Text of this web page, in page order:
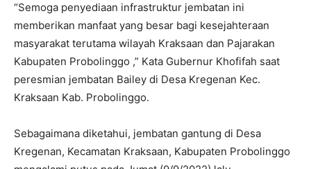
“Semoga penyediaan infrastruktur jembatan ini
memberikan manfaat yang besar bagi kesejahteraan
masyarakat terutama wilayah Kraksaan dan Pajarakan
Kabupaten Probolinggo ,” Kata Gubernur Khofifah saat
peresmian jembatan Bailey di Desa Kregenan Kec.
Kraksaan Kab. Probolinggo.
Sebagaimana diketahui, jembatan gantung di Desa
Kregenan, Kecamatan Kraksaan, Kabupaten Probolinggo